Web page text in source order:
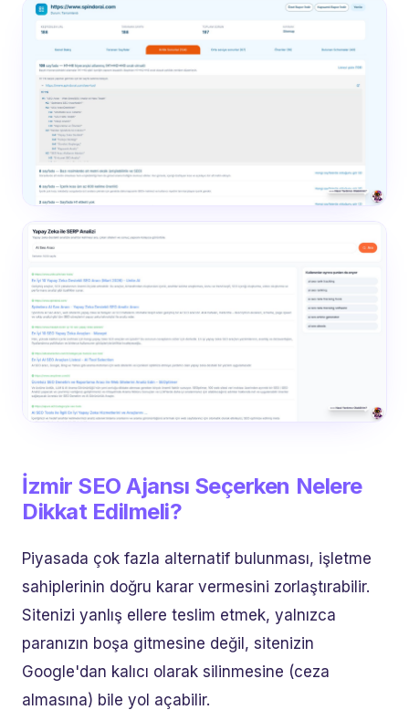
İzmir SEO Ajansı Seçerken Nelere
Dikkat Edilmeli?
Piyasada çok fazla alternatif bulunması, işletme
sahiplerinin doğru karar vermesini zorlaştırabilir.
Sitenizi yanlış ellere teslim etmek, yalnızca
paranızın boşa gitmesine değil, sitenizin
Google'dan kalıcı olarak silinmesine (ceza
almasına) bile yol açabilir.